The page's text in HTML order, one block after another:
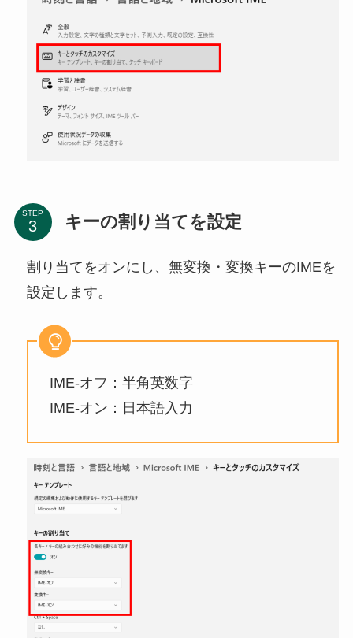
STEP キーの割り当てを設定
割り当てをオンにし、無変換・変換キーのIMEを
設定します。
IME-オフ：半角英数字
IME-オン：日本語入力